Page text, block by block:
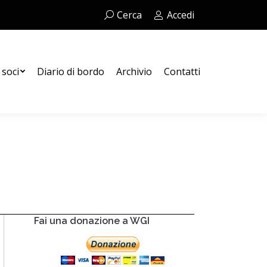
Cerca:Cerca Accedi
Diario di bordo Archivio Contatti
Fai una donazione a WGI
Contatti